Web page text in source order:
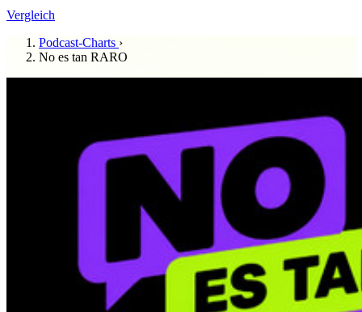
Vergleich
Podcast-Charts ›
No es tan RARO